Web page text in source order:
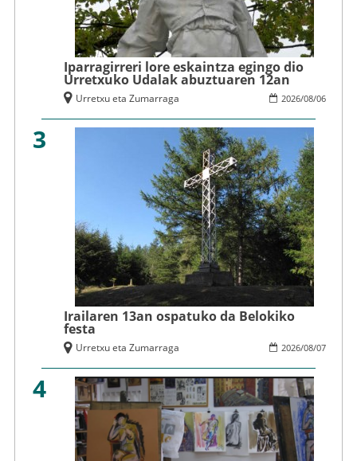
Iparragirreri lore eskaintza egingo dio
Urretxuko Udalak abuztuaren 12an
2026/08/06
Urretxu eta Zumarraga
3
Irailaren 13an ospatuko da Belokiko
festa
2026/08/07
Urretxu eta Zumarraga
4